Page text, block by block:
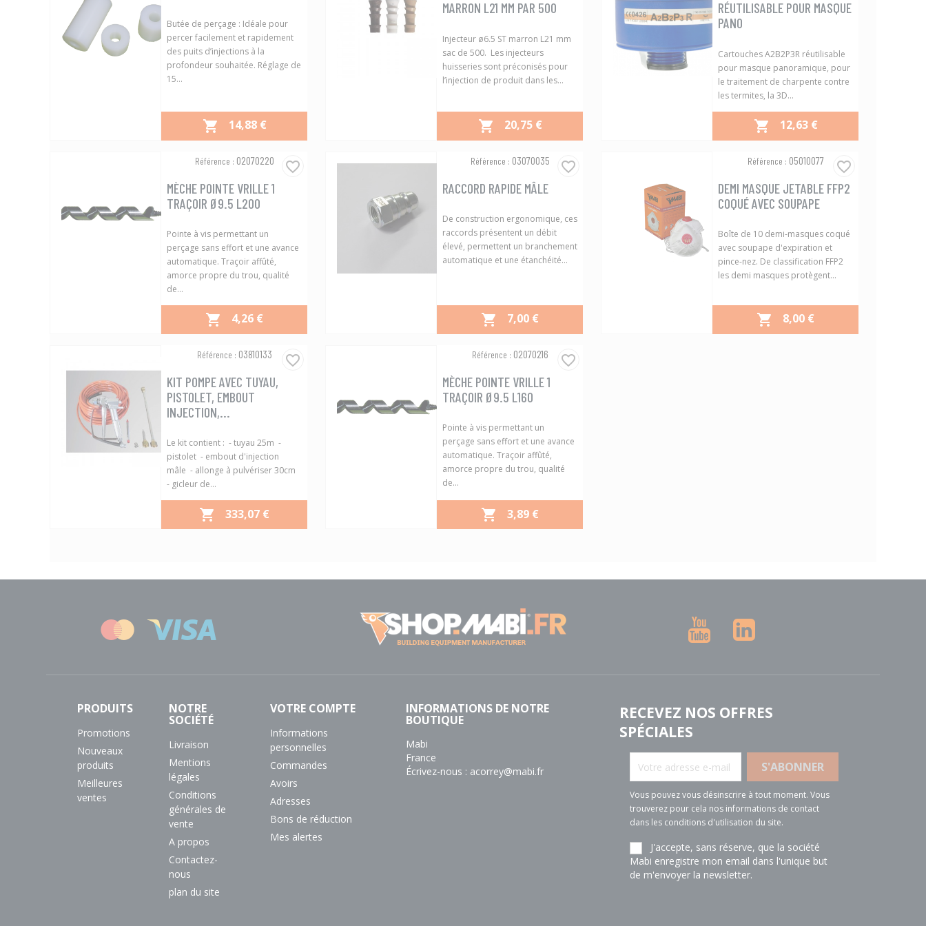
Butée de perçage : Idéale pour
percer facilement et rapidement
des puits d’injections à la
profondeur souhaitée. Réglage de
15...
 PRIX
14,88 €
Aperçu rapide
MARRON L21 MM PAR 500
Injecteur ø6.5 ST marron L21 mm
sac de 500. Les injecteurs
huisseries sont préconisés pour
l’injection de produit dans les...
 PRIX
20,75 €
Aperçu rapide
RÉUTILISABLE POUR MASQUE
PANO
Cartouches A2B2P3R réutilisable
pour masque panoramique, pour
le traitement de charpente contre
les termites, la 3D...
 PRIX
12,63 €
Aperçu rapide
Référence : 02070220
MÈCHE POINTE VRILLE 1
TRAÇOIR Ø9.5 L200
Pointe à vis permettant un
perçage sans effort et une avance
automatique. Traçoir affûté,
amorce propre du trou, qualité
de...
 PRIX
4,26 €
Aperçu rapide
favorite_border Référence : 03070035
RACCORD RAPIDE MÂLE
De construction ergonomique, ces
raccords présentent un débit
élevé, permettent un branchement
automatique et une étanchéité...
 PRIX
7,00 €
Aperçu rapide
favorite_border Référence : 05010077
DEMI MASQUE JETABLE FFP2
COQUÉ AVEC SOUPAPE
Boîte de 10 demi-masques coqué
avec soupape d'expiration et
pince-nez. De classification FFP2
les demi masques protègent...
 PRIX
8,00 €
favorite_border
Référence : 03810133
KIT POMPE AVEC TUYAU,
PISTOLET, EMBOUT
INJECTION,...
Le kit contient : - tuyau 25m -
pistolet - embout d'injection
mâle - allonge à pulvériser 30cm
- gicleur de...
 PRIX
333,07 €
favorite_border Référence : 02070216
MÈCHE POINTE VRILLE 1
TRAÇOIR Ø9.5 L160
Pointe à vis permettant un
perçage sans effort et une avance
automatique. Traçoir affûté,
amorce propre du trou, qualité
de...
 PRIX
3,89 €
favorite_border
YouTube
PRODUITS
Promotions
Nouveaux
produits
Meilleures
ventes
NOTRE
SOCIÉTÉ
Livraison
Mentions
légales
Conditions
générales de
vente
A propos
Contactez-
nous
plan du site
VOTRE COMPTE
Informations
personnelles
Commandes
Avoirs
Adresses
Bons de réduction
Mes alertes
INFORMATIONS DE NOTRE
BOUTIQUE
Mabi
France
Écrivez-nous : acorrey@mabi.fr
RECEVEZ NOS OFFRES
SPÉCIALES
Vous pouvez vous désinscrire à tout moment. Vous
trouverez pour cela nos informations de contact
dans les conditions d'utilisation du site.
J'accepte, sans réserve, que la société
Mabi enregistre mon email dans l'unique but
de m'envoyer la newsletter.